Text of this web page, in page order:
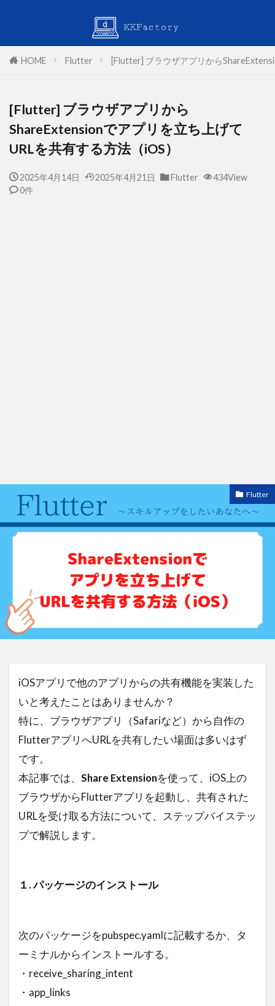
HOME Flutter [Flutter] ブラウザアプリから
[Flutter] ブラウザアプリから
ShareExtensionでアプリを立ち上げて
URLを共有する方法（iOS）
2025年4月14日 2025年4月21日 Flutter
434View
0件
Flutter
iOSアプリで他のアプリからの共有機能を実装した
いと考えたことはありませんか？
特に、ブラウザアプリ（Safariなど）から自作の
FlutterアプリへURLを共有したい場面は多いはず
です。
本記事では、 Share Extensionを使って、iOS上の
ブラウザからFlutterアプリを起動し、共有された
URLを受け取る方法について、ステップバイステッ
プで解説します。
１. パッケージのインストール
次のパッケージをpubspec.yamlに記載するか、タ
ーミナルからインストールする。
・receive_sharing_intent
・app_links